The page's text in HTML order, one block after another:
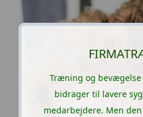
Træning og
bidrager til lavere
medarbejdere. Men